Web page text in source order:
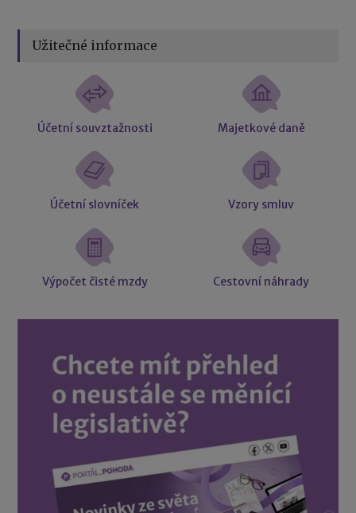
Užitečné informace
Účetní souvztažnosti Majetkové daně
Účetní slovníček Vzory smluv
Výpočet čisté mzdy Cestovní náhrady